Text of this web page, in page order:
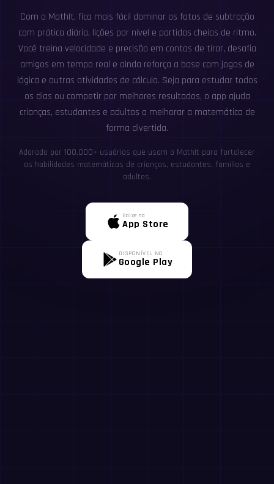
Com o MathIt, fica mais fácil dominar os fatos de subtração
com prática diária, lições por nível e partidas cheias de ritmo.
Você treina velocidade e precisão em contas de tirar, desafia
amigos em tempo real e ainda reforça a base com jogos de
lógica e outras atividades de cálculo. Seja para estudar todos
os dias ou competir por melhores resultados, o app ajuda
crianças, estudantes e adultos a melhorar a matemática de
forma divertida.
Adorado por 100,000+ usuários que usam o MathIt para fortalecer
as habilidades matemáticas de crianças, estudantes, famílias e
adultos.
Baixe na
App Store
DISPONÍVEL NO
Google Play